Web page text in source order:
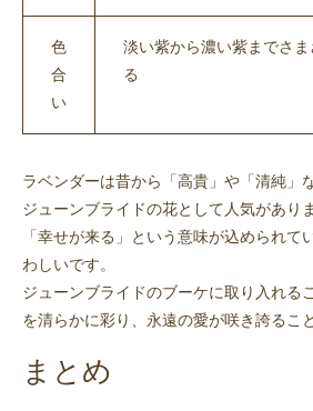
色
合
い
淡い紫から濃い紫までさ
る
ラベンダーは昔から「高貴」や「清純」
ジューンブライドの花として人気があり
「幸せが来る」という意味が込められて
わしいです。
ジューンブライドのブーケに取り入れる
を清らかに彩り、永遠の愛が咲き誇るこ
まとめ